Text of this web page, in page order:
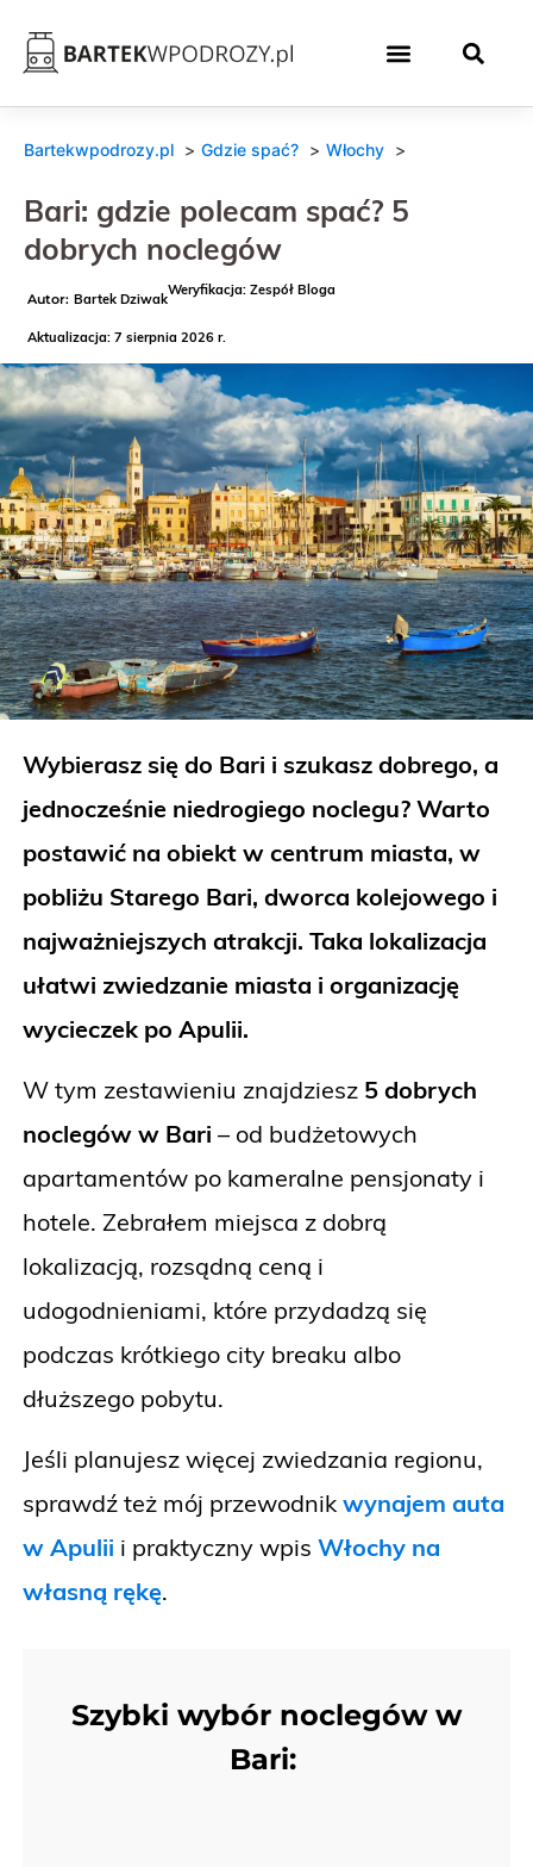
Bartekwpodrozy.pl Gdzie spać? Włochy
Bari: gdzie polecam spać? 5
dobrych noclegów
Bartek Dziwak
Weryfikacja: Zespół Bloga
Aktualizacja: 7 sierpnia 2026 r.
Wybierasz się do Bari i szukasz dobrego, a
jednocześnie niedrogiego noclegu? Warto
postawić na obiekt w centrum miasta, w
pobliżu Starego Bari, dworca kolejowego i
najważniejszych atrakcji. Taka lokalizacja
ułatwi zwiedzanie miasta i organizację
wycieczek po Apulii.
W tym zestawieniu znajdziesz 5 dobrych
noclegów w Bari – od budżetowych
apartamentów po kameralne pensjonaty i
hotele. Zebrałem miejsca z dobrą
lokalizacją, rozsądną ceną i
udogodnieniami, które przydadzą się
podczas krótkiego city breaku albo
dłuższego pobytu.
Jeśli planujesz więcej zwiedzania regionu,
sprawdź też mój przewodnik wynajem auta
w Apulii i praktyczny wpis Włochy na
własną rękę.
Szybki wybór noclegów w
Bari: